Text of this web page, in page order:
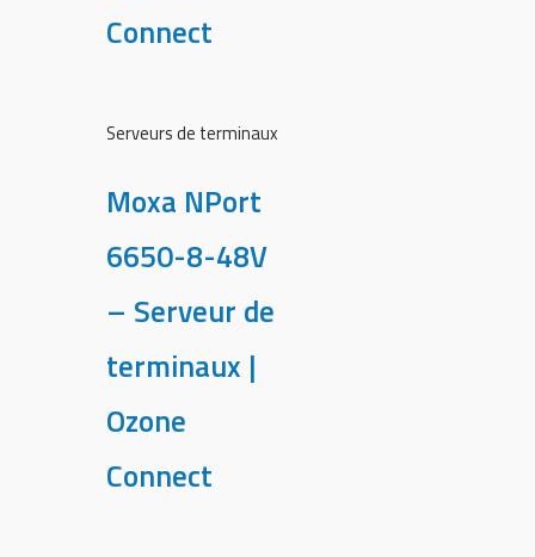
Connect
Serveurs de terminaux
Moxa NPort
6650-8-48V
– Serveur de
terminaux |
Ozone
Connect